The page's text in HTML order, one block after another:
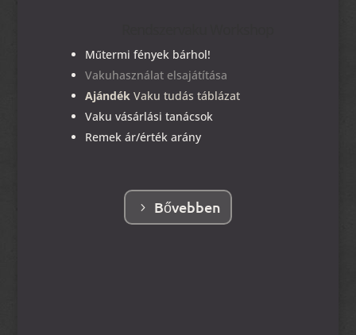
Műtermi fények bárhol!
Vakuhasználat elsajátítása
Ajándék Vaku tudás táblázat
Vaku vásárlási tanácsok
Remek ár/érték arány
Bővebben